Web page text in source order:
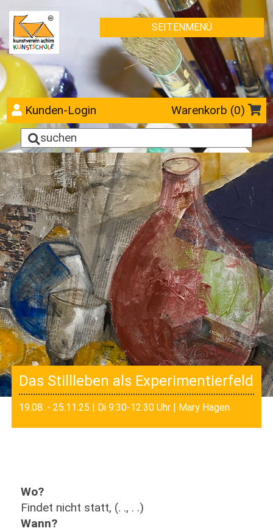
SEITENMENÜ
Kunden-Login Warenkorb (0)
Das Stillleben als Experimentierfeld
19.08. - 25.11.25 | Di 9:30-12:30 Uhr | Mary Hagen
Wo?
Findet nicht statt, (. ., . .)
Wann?